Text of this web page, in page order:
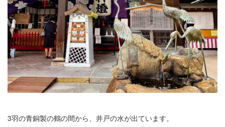
3羽の青銅製の鶴の間から、井戸の水が出ています。